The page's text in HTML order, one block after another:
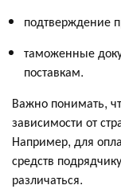
подтверждение
таможенные
поставкам.
Важно понимать,
зависимости от
Например, для
средств
различаться.